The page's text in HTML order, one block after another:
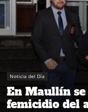
Noticia del Día
En Maullín
femicidio del